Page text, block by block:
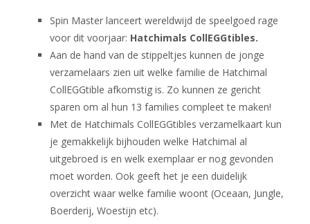
Spin Master lanceert wereldwijd de speelgoed rage
voor dit voorjaar: Hatchimals CollEGGtibles.
Aan de hand van de stippeltjes kunnen de jonge
verzamelaars zien uit welke familie de Hatchimal
CollEGGtible afkomstig is. Zo kunnen ze gericht
sparen om al hun 13 families compleet te maken!
Met de Hatchimals CollEGGtibles verzamelkaart kun
je gemakkelijk bijhouden welke Hatchimal al
uitgebroed is en welk exemplaar er nog gevonden
moet worden. Ook geeft het je een duidelijk
overzicht waar welke familie woont (Oceaan, Jungle,
Boerderij, Woestijn etc).